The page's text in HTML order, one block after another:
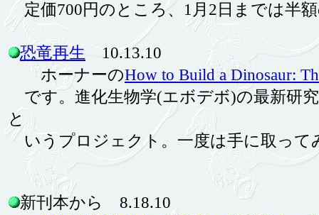
定価700円のところ、1月2日までは半
恐竜再生 10.13.10
ホーナーのHow to Build a Dinosaur:
です。進化生物学(エボデボ)の最新研
と
いうプロジェクト。一度は手に取って
新刊本から 8.18.10